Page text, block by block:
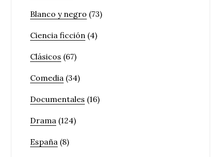
Blanco y negro (73)
Ciencia ficción (4)
Clásicos (67)
Comedia (34)
Documentales (16)
Drama (124)
España (8)